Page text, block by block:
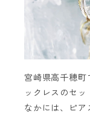
宮崎県高千穂町
ックレスのセッ
なかには、ピ